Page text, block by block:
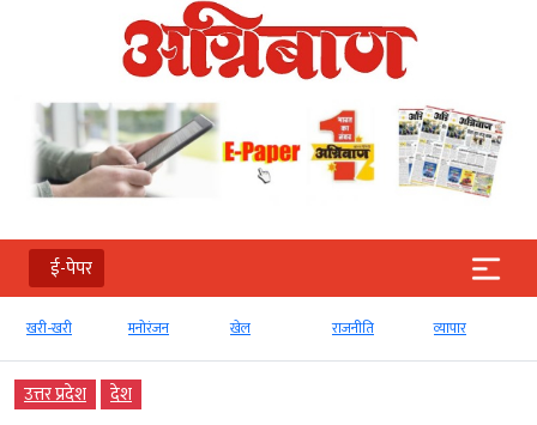
ई-पेपर
खरी-खरी मनोरंजन खेल राजनीति व्‍यापार
उत्तर प्रदेश देश